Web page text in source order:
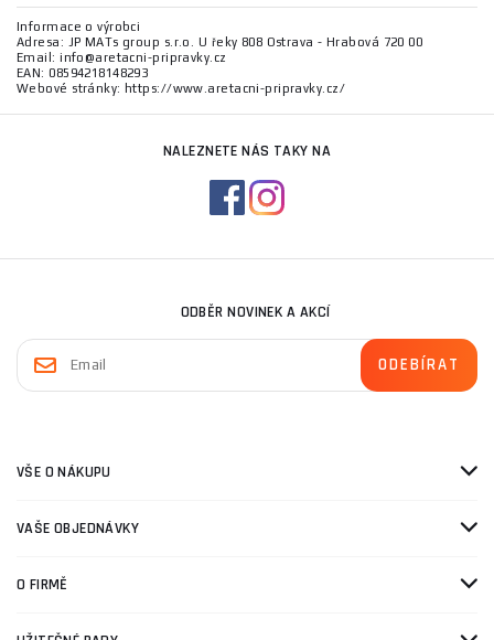
Informace o výrobci
Adresa: JP MATs group s.r.o. U řeky 808 Ostrava - Hrabová 720 00
Email: info@aretacni-pripravky.cz
EAN: 08594218148293
Webové stránky: https://www.aretacni-pripravky.cz/
NALEZNETE NÁS TAKY NA
ODBĚR NOVINEK A AKCÍ
VŠE O NÁKUPU
VAŠE OBJEDNÁVKY
O FIRMĚ